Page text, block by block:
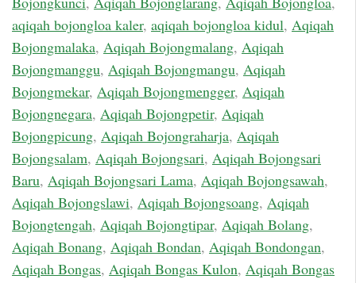
aqiqah bojongloa kaler, aqiqah bojongloa kidul, Aqiqah
Bojongmalaka, Aqiqah Bojongmalang, Aqiqah
Bojongmanggu, Aqiqah Bojongmangu, Aqiqah
Bojongmekar, Aqiqah Bojongmengger, Aqiqah
Bojongnegara, Aqiqah Bojongpetir, Aqiqah
Bojongpicung, Aqiqah Bojongraharja, Aqiqah
Bojongsalam, Aqiqah Bojongsari, Aqiqah Bojongsari
Baru, Aqiqah Bojongsari Lama, Aqiqah Bojongsawah,
Aqiqah Bojongslawi, Aqiqah Bojongsoang, Aqiqah
Bojongtengah, Aqiqah Bojongtipar, Aqiqah Bolang,
Aqiqah Bonang, Aqiqah Bondan, Aqiqah Bondongan,
Aqiqah Bongas, Aqiqah Bongas Kulon, Aqiqah Bongas